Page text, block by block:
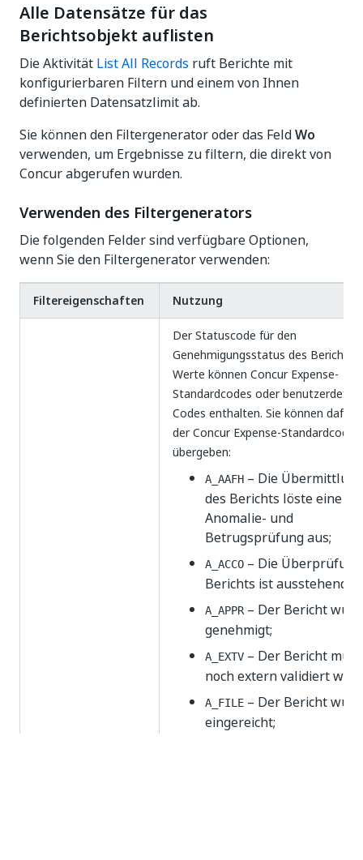
Alle Datensätze für das
Berichtsobjekt auflisten
Die Aktivität List All Records ruft Berichte mit
konfigurierbaren Filtern und einem von Ihnen
definierten Datensatzlimit ab.
Sie können den Filtergenerator oder das FeldWo
verwenden, um Ergebnisse zu filtern, die direkt von
Concur abgerufen wurden.
Verwenden des Filtergenerators
Die folgenden Felder sind verfügbare Optionen,
wenn Sie den Filtergenerator verwenden:
Filtereigenschaften Nutzung
Der Statuscode für den
Genehmigungsstatus des Berichts.
Werte können Concur Expense-
Standardcodes oder
Codes enthalten. Sie können dafür
der Concur Expense-Standardcodes
übergeben:
A_AAFH – Die Übermittlung
des Berichts löste eine
Anomalie- und
Betrugsprüfung aus;
A_ACCO – Die
Berichts ist ausstehend;
A_APPR– Der Bericht
genehmigt;
A_EXTV – Der Bericht muss
noch extern validiert
A_FILE – Der Bericht
eingereicht;